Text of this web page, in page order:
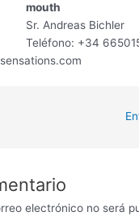
mouth
Sr. Andreas Bichler
Teléfono: +34
electrónico no será